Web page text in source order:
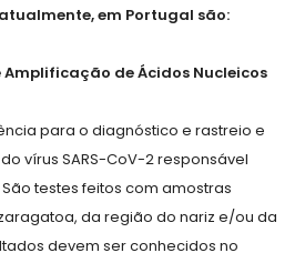
em Portugal são:
Amplificação de Ácidos Nucleicos
para o diagnóstico e rastreio e
vírus SARS-CoV-2 responsável
testes feitos com amostras
da região do nariz e/ou da
devem ser conhecidos no